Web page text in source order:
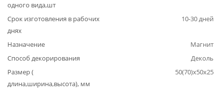
одного вида,шт
Срок изготовления в рабочих
днях
10-30 дней
Назначение
Магнит
Способ декорирования
Деколь
Размер (
длина,ширина,высота), мм
50(70)х50х25